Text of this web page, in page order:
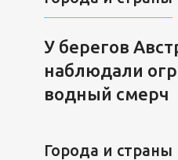
У берегов
наблюдали
водный смерч
Города и страны